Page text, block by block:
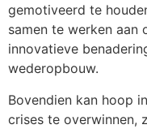
gemotiveerd te
samen te werken aan
innovatieve
wederopbouw.
Bovendien kan hoop
crises te overwinnen,